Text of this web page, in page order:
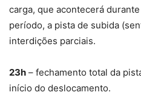
carga, que acontecerá
período, a pista de subida
interdições parciais.
23h – fechamento total da
início do deslocamento.